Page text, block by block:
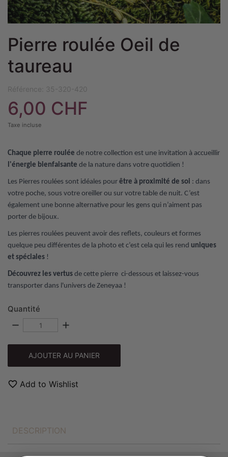
Pierre roulée Oeil de
taureau
Référence: 35-320-420
6,00 CHF
Taxe incluse
Chaque pierre roulée de notre collection est une invitation à accueillir
l'énergie bienfaisante de la nature dans votre quotidien !
Les Pierres roulées sont idéales pour être à proximité de soi : dans
votre poche, sous votre oreiller ou sur votre table de nuit. C’est
également une bonne alternative pour les gens qui n’aiment pas
porter de bijoux.
Les pierres roulées peuvent avoir des reflets, couleurs et formes
quelque peu différentes de la photo et c’est cela qui les rend uniques
et spéciales !
Découvrez les vertus de cette pierre ci-dessous et laissez-vous
transporter dans l'univers de Zeneyaa !
Quantité
remove add
AJOUTER AU PANIER
favorite_border Add to Wishlist
DESCRIPTION